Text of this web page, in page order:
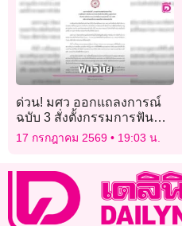
ด่วน! มศว ออกแถลงการณ์
ฉบับ 3 สั่งตั้งกรรมการฟัน
“วินัยร้ายแรง” 1 บุคลากร พัน
คดีโกงสอบท้องถิ่น
17 กรกฎาคม 2569 19:03 น.